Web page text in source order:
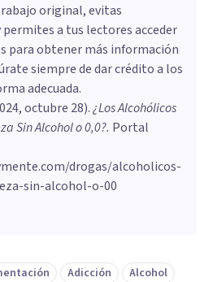
original, evitas
a tus lectores acceder
para obtener más información
siempre de dar crédito a los
adecuada.
octubre 28).¿Los Alcohólicos
Sin Alcohol o 0,0?. Portal
drogas/alcoholicos-
sin-alcohol-o-00
Adicción Alcohol